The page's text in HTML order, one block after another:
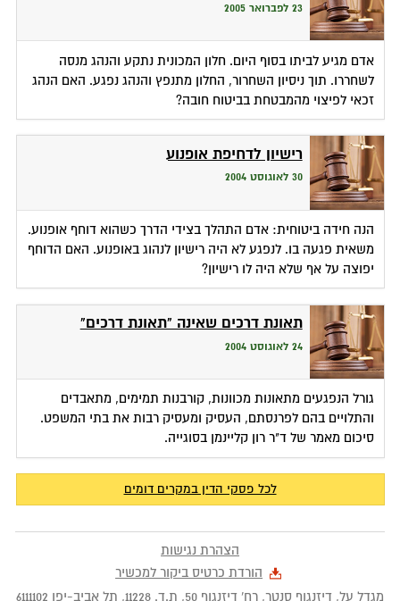
23 לפברואר 2005
אדם מגיע לביתו בסוף היום. חלון המכונית נתקע והנהג מנסה
לשחררו. תוך ניסיון השחרור, החלון מתנפץ והנהג נפגע. האם הנהג
זכאי לפיצוי מהמבטחת בביטוח חובה?
רישיון לדחיפת אופנוע
30 לאוגוסט 2004
הנה חידה ביטוחית: אדם התהלך בצידי הדרך כשהוא דוחף אופנוע.
משאית פגעה בו. לנפגע לא היה רישיון לנהוג באופנוע. האם הדוחף
יפוצה על אף שלא היה לו רישיון?
תאונת דרכים שאינה "תאונת דרכים"
24 לאוגוסט 2004
גורל הנפגעים מתאונות מכוונות, קורבנות תמימים, מתאבדים
והתלויים בהם לפרנסתם, העסיק ומעסיק רבות את בתי המשפט.
סיכום מאמר של ד"ר רון קליינמן בסוגייה.
לכל פסקי הדין במקרים דומים
הצהרת נגישות
הורדת כרטיס ביקור למכשיר
מגדל על, דיזנגוף סנטר, רח' דיזנגוף 50
, ת.ד. 11228
, תל אביב-יפו 6111102